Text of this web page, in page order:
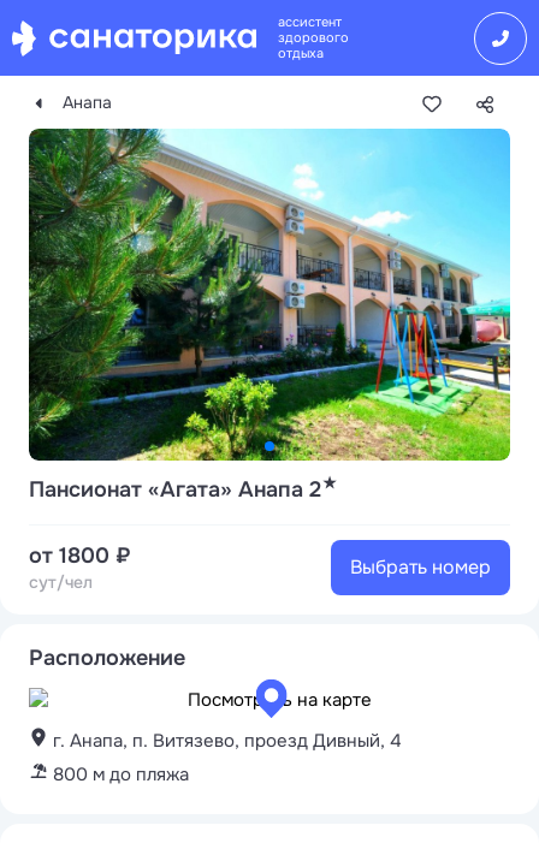
ассистент
здорового
отдыха
Анапа
Пансионат «Агата» Анапа 2★
Расположение
г. Анапа, п. Витязево, проезд Дивный, 4
800 м до пляжа
от 1800 ₽
сут/чел
Выбрать номер